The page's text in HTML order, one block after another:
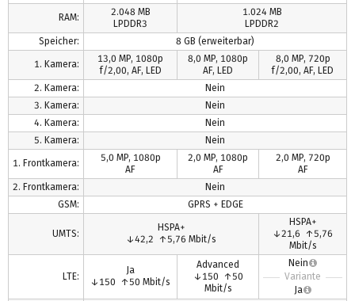
RAM:
2.048 MB
LPDDR3
1.024 MB
LPDDR2
Speicher:
8 GB (erweiterbar)
1. Kamera:
13,0 MP, 1080p
f/2,00, AF, LED
8,0 MP, 1080p
AF, LED
8,0 MP, 720p
f/2,00, AF, LED
2. Kamera:
Nein
3. Kamera:
Nein
4. Kamera:
Nein
5. Kamera:
Nein
1. Frontkamera:
5,0 MP, 1080p
AF
2,0 MP, 1080p
AF
2,0 MP, 720p
AF
2. Frontkamera:
Nein
GSM:
GPRS + EDGE
UMTS:
HSPA+
↓42,2 ↑5,76 Mbit/s
HSPA+
↓21,6 ↑5,76
Mbit/s
LTE:
Ja
↓150 ↑50 Mbit/s
Advanced
↓150 ↑50
Mbit/s
Nein
Variante
Ja